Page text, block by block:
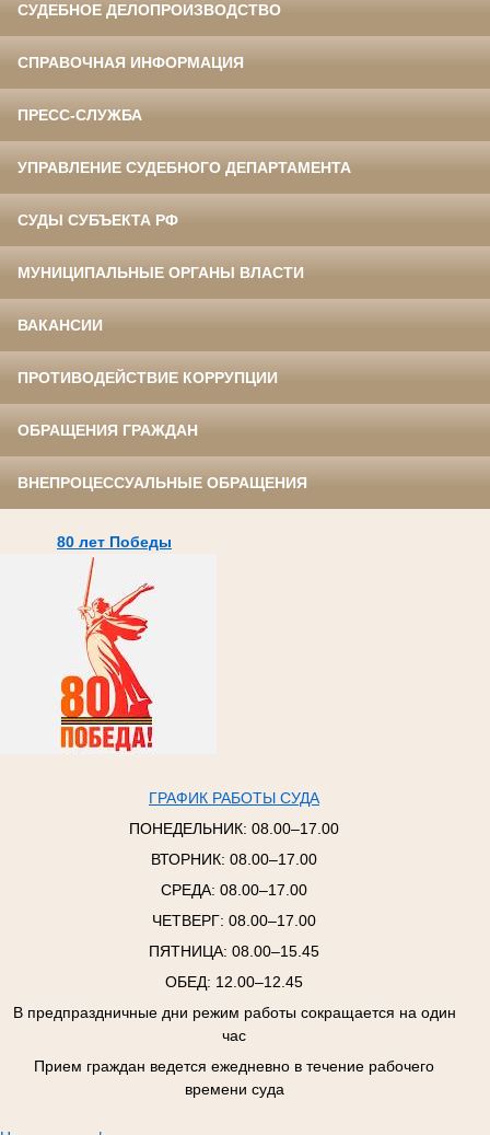
СУДЕБНОЕ ДЕЛОПРОИЗВОДСТВО
СПРАВОЧНАЯ ИНФОРМАЦИЯ
ПРЕСС-СЛУЖБА
УПРАВЛЕНИЕ СУДЕБНОГО ДЕПАРТАМЕНТА
СУДЫ СУБЪЕКТА РФ
МУНИЦИПАЛЬНЫЕ ОРГАНЫ ВЛАСТИ
ВАКАНСИИ
ПРОТИВОДЕЙСТВИЕ КОРРУПЦИИ
ОБРАЩЕНИЯ ГРАЖДАН
ВНЕПРОЦЕССУАЛЬНЫЕ ОБРАЩЕНИЯ
80 лет Победы
ГРАФИК РАБОТЫ СУДА
ПОНЕДЕЛЬНИК: 08.00–17.00
ВТОРНИК: 08.00–17.00
СРЕДА: 08.00–17.00
ЧЕТВЕРГ: 08.00–17.00
ПЯТНИЦА: 08.00–15.45
ОБЕД: 12.00–12.45
В предпраздничные дни режим работы сокращается на один
час
Прием граждан ведется ежедневно в течение рабочего
времени суда